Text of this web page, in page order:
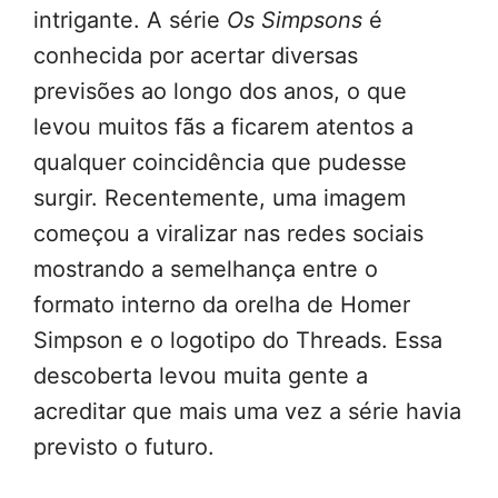
intrigante. A série Os Simpsons é
conhecida por acertar diversas
previsões ao longo dos anos, o que
levou muitos fãs a ficarem atentos a
qualquer coincidência que pudesse
surgir. Recentemente, uma imagem
começou a viralizar nas redes sociais
mostrando a semelhança entre o
formato interno da orelha de Homer
Simpson e o logotipo do Threads. Essa
descoberta levou muita gente a
acreditar que mais uma vez a série havia
previsto o futuro.